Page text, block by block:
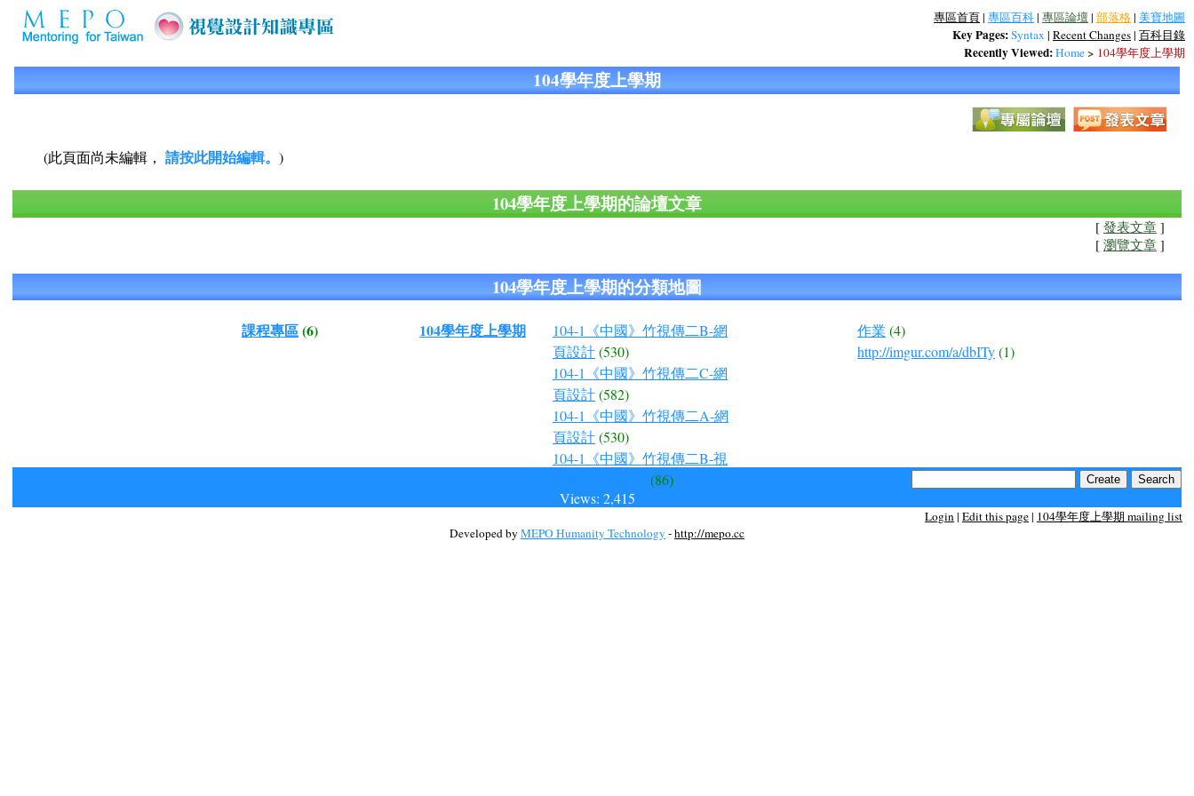
專區首頁| 專區百科| 專區論壇| 部落格| 美寶地圖
Key Pages:Syntax | Recent Changes| 百科目錄
Recently Viewed:Home> 104學年度上學期
104學年度上學期
(此頁面尚未編輯， 請按此開始編輯。 )
104學年度上學期的論壇文章
[ 發表文章 ]
[ 瀏覽文章 ]
104學年度上學期的分類地圖
課程專區(6) 104學年度上學期
104-1《中國》竹視傳二B-網
頁設計(530)
104-1《中國》竹視傳二C-網
頁設計(582)
104-1《中國》竹視傳二A-網
頁設計(530)
作業 (4)
http://imgur.com/a/dbITy(1)
104-1《中國》竹視傳二B-視
(86)
Views: 2,415
Login| Edit this page| 104學年度上學期 mailing list
Developed by MEPO Humanity Technology -http://mepo.cc